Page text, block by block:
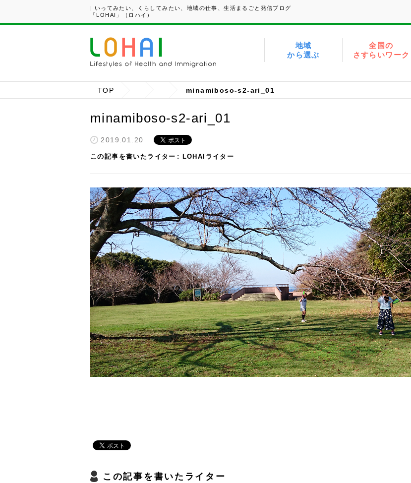
| いってみたい、くらしてみたい、地域の仕事、生活まるごと発信ブログ
「LOHAI」（ロハイ）
地域
から選ぶ
全国の
さすらいワーク
TOP minamiboso-s2-ari_01
minamiboso-s2-ari_01
2019.01.20
この記事を書いたライター LOHAIライター
この記事を書いたライター